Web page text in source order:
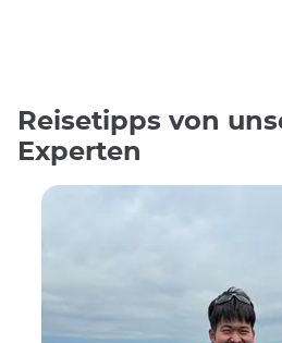
Reisetipps von
Experten